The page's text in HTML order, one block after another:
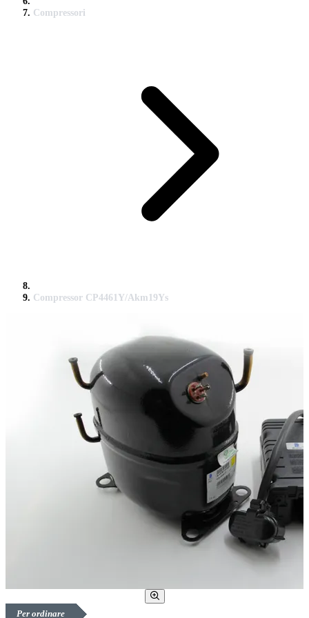
Compressori
Compressor CP4461Y/Akm19Ys
Per ordinare